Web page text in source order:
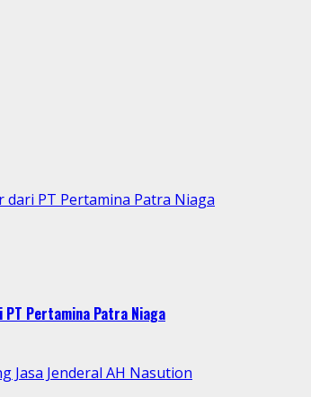
PT Pertamina Patra Niaga
Pertamina Patra Niaga
Jasa Jenderal AH Nasution